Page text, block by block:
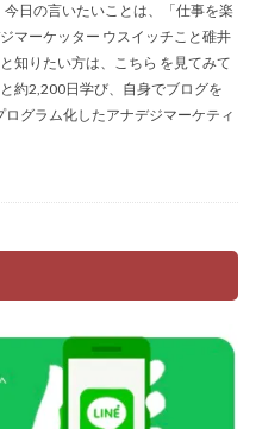
日の言いたいことは、「仕事を楽
マーケッター ウスイッチこと碓井
知りたい方は、こちら を見てみて
約2,200日学び、自身でブログを
グラム化したアナデジマーケティ